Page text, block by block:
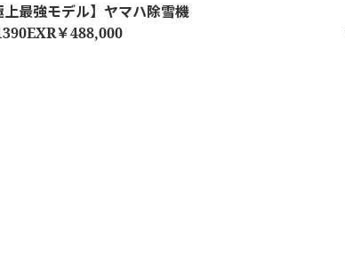
上最強モデル】ヤマハ除雪機
￥488,000